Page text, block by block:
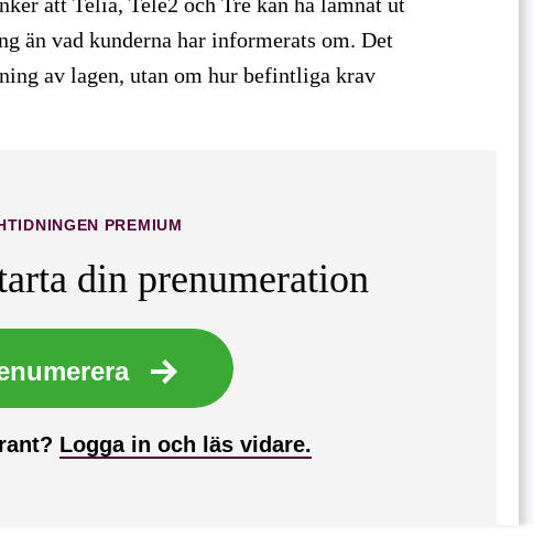
än vad kunderna har informerats om. Det
av lagen, utan om hur befintliga krav
PREMIUM
din prenumeration
Logga in och läs vidare.